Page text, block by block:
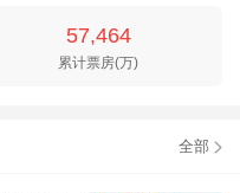
57,464
累计票房(万)
全部